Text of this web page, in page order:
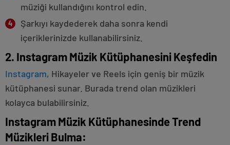
müziği kullandığını kontrol edin.
Şarkıyı kaydederek daha sonra kendi
içeriklerinizde kullanabilirsiniz.
2. Instagram Müzik Kütüphanesini Keşfedin
Instagram, Hikayeler ve Reels için geniş bir müzik
kütüphanesi sunar. Burada trend olan müzikleri
kolayca bulabilirsiniz.
Instagram Müzik Kütüphanesinde Trend
Müzikleri Bulma: